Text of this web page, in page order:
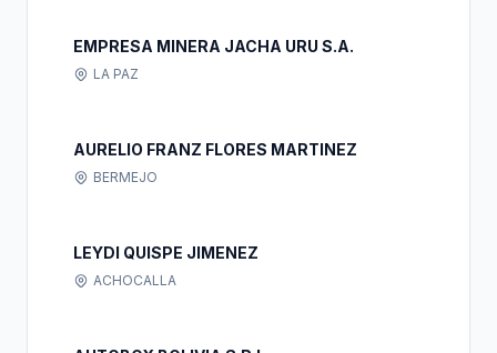
EMPRESA MINERA JACHA URU S.A.
LA PAZ
AURELIO FRANZ FLORES MARTINEZ
BERMEJO
LEYDI QUISPE JIMENEZ
ACHOCALLA